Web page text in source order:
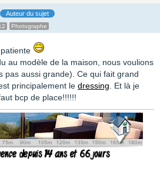
Auteur du sujet
Photographe
au modèle de la maison, nous voulions
pas aussi grande). Ce qui fait grand
principalement le dressing . Et là je
bcp de place!!!!!!